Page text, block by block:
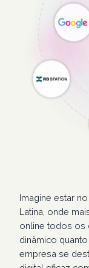
Imagine estar
Latina, onde
online todos os
dinâmico
empresa se